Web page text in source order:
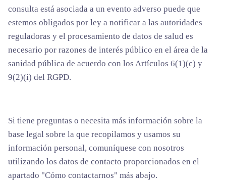
consulta está asociada a un evento adverso puede que
estemos obligados por ley a notificar a las autoridades
reguladoras y el procesamiento de datos de salud es
necesario por razones de interés público en el área de la
sanidad pública de acuerdo con los Artículos 6(1)(c) y
9(2)(i) del RGPD.
Si tiene preguntas o necesita más información sobre la
base legal sobre la que recopilamos y usamos su
información personal, comuníquese con nosotros
utilizando los datos de contacto proporcionados en el
apartado "Cómo contactarnos" más abajo.